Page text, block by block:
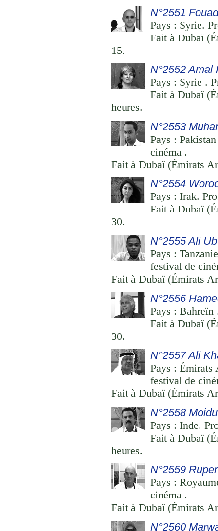
N°2551
Pays : Syrie.
Fait à Dubaï
15.
N°2552 Amal
Pays : Syrie .
Fait à Dubaï
heures.
N°2553
Pays :
cinéma .
Fait à Dubaï (Émirats
N°2554
Pays : Irak.
Fait à Dubaï
30.
N°2555 Ali
Pays :
festival de
Fait à Dubaï (Émirats
N°2556
Pays : Bahreïn
Fait à Dubaï
30.
N°2557 Ali
Pays : Émirats
festival de
Fait à Dubaï (Émirats
N°2558
Pays : Inde.
Fait à Dubaï
heures.
N°2559
Pays :
cinéma .
Fait à Dubaï (Émirats
N°2560